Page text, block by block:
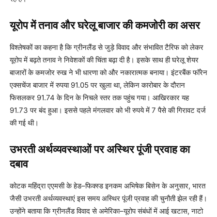
यूरोप में तनाव और घरेलू बाजार की कमजोरी का असर
विश्लेषकों का कहना है कि ग्रीनलैंड से जुड़े विवाद और संभावित टैरिफ को लेकर
यूरोप में बढ़ते तनाव ने निवेशकों की चिंता बढ़ा दी है। इसके साथ ही घरेलू शेयर
बाजारों के कमजोर रुख ने भी धारणा को और नकारात्मक बनाया। इंटरबैंक फॉरेन
एक्सचेंज बाजार में रुपया 91.05 पर खुला था, लेकिन कारोबार के दौरान
फिसलकर 91.74 के दिन के निचले स्तर तक पहुंच गया। आखिरकार यह
91.73 पर बंद हुआ। इससे पहले मंगलवार को भी रुपये में 7 पैसे की गिरावट दर्ज
की गई थी।
उभरती अर्थव्यवस्थाओं पर अस्थिर पूंजी प्रवाह का
दबाव
कोटक महिंद्रा एएमसी के हेड–फिक्स्ड इनकम अभिषेक बिसेन के अनुसार, भारत
जैसी उभरती अर्थव्यवस्थाएं इस समय अस्थिर पूंजी प्रवाह की चुनौती झेल रही हैं।
उन्होंने बताया कि ग्रीनलैंड विवाद से अमेरिका–यूरोप संबंधों में आई खटास, नाटो